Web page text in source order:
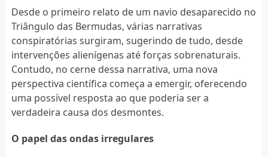
Desde o primeiro relato de um navio desaparecido no
Triângulo das Bermudas, várias narrativas
conspiratórias surgiram, sugerindo de tudo, desde
intervenções alienígenas até forças sobrenaturais.
Contudo, no cerne dessa narrativa, uma nova
perspectiva científica começa a emergir, oferecendo
uma possível resposta ao que poderia ser a
verdadeira causa dos desmontes.
O papel das ondas irregulares